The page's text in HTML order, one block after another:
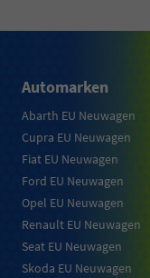
Automarken
Abarth EU Neuwagen
Cupra EU Neuwagen
Fiat EU Neuwagen
Ford EU Neuwagen
Opel EU Neuwagen
Renault EU Neuwagen
Seat EU Neuwagen
Skoda EU Neuwagen